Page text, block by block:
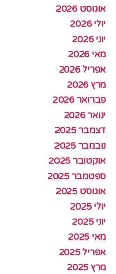
אוגוסט 2026
יולי 2026
יוני 2026
מאי 2026
אפריל 2026
מרץ 2026
פברואר 2026
ינואר 2026
דצמבר 2025
נובמבר 2025
אוקטובר 2025
ספטמבר 2025
אוגוסט 2025
יולי 2025
יוני 2025
מאי 2025
אפריל 2025
מרץ 2025